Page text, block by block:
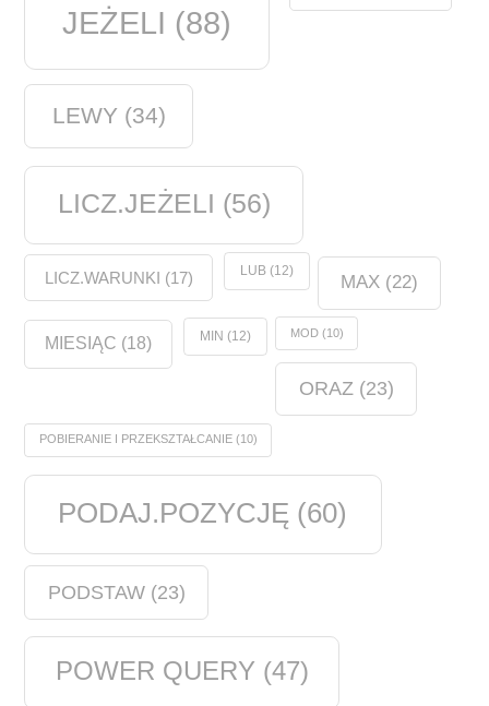
JEŻELI (88)
LEWY (34)
LICZ.JEŻELI (56)
LICZ.WARUNKI (17) LUB(12)
MAX(22)
MIESIĄC (18) MIN (12) MOD(10)
ORAZ (23)
POBIERANIE I PRZEKSZTAŁCANIE(10)
PODAJ.POZYCJĘ (60)
PODSTAW(23)
POWER QUERY (47)